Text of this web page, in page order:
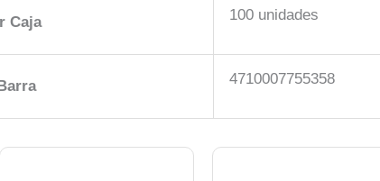
Caja 100 unidades
4710007755358